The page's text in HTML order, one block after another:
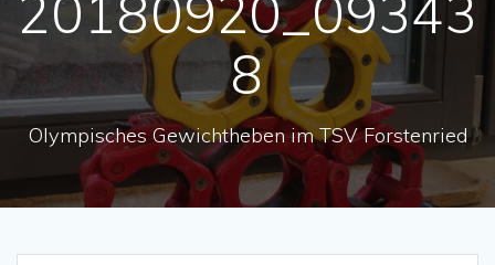
8
Olympisches Gewichtheben im TSV Forstenried